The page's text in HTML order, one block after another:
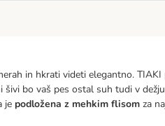
in hkrati videti elegantno. TIAKI
šivi bo vaš pes ostal suh tudi v
je podložena z mehkim flisom za